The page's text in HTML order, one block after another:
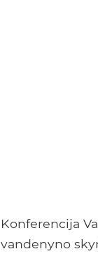
Konferencija
vandenyno